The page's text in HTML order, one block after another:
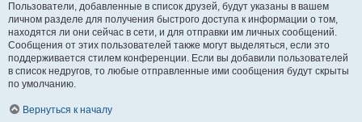
Пользователи, добавленные в список друзей, будут указаны в вашем
личном разделе для получения быстрого доступа к информации о том,
находятся ли они сейчас в сети, и для отправки им личных сообщений.
Сообщения от этих пользователей также могут выделяться, если это
поддерживается стилем конференции. Если вы добавили пользователей
в список недругов, то любые отправленные ими сообщения будут скрыты
по умолчанию.
Вернуться к началу